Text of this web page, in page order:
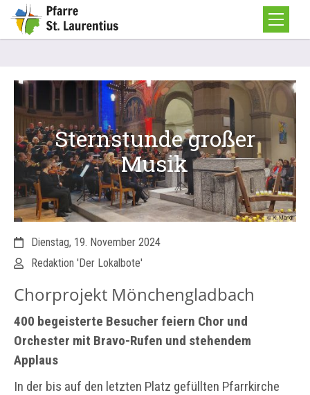
Sternstunde großer
Musik
© K. Mandt
Datum:Dienstag, 19. November 2024
Von: Redaktion 'Der Lokalbote'
Chorprojekt Mönchengladbach
400 begeisterte Besucher feiern Chor und
Orchester mit Bravo-Rufen und stehendem
Applaus
In der bis auf den letzten Platz gefüllten Pfarrkirche